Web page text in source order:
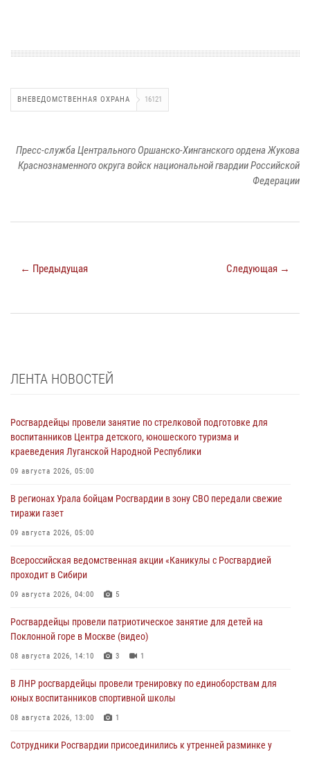
ВНЕВЕДОМСТВЕННАЯ ОХРАНА 16121
Пресс-служба Центрального Оршанско-Хинганского ордена Жукова
Краснознаменного округа войск национальной гвардии Российской
Федерации
← Предыдущая Следующая →
ЛЕНТА НОВОСТЕЙ
Росгвардейцы провели занятие по стрелковой подготовке для
воспитанников Центра детского, юношеского туризма и
краеведения Луганской Народной Республики
09 августа 2026, 05:00
В регионах Урала бойцам Росгвардии в зону СВО передали свежие
тиражи газет
09 августа 2026, 05:00
Всероссийская ведомственная акции «Каникулы с Росгвардией
проходит в Сибири
09 августа 2026, 04:00 5
Росгвардейцы провели патриотическое занятие для детей на
Поклонной горе в Москве (видео)
08 августа 2026, 14:10 3 1
В ЛНР росгвардейцы провели тренировку по единоборствам для
юных воспитанников спортивной школы
08 августа 2026, 13:00 1
Сотрудники Росгвардии присоединились к утренней разминке у